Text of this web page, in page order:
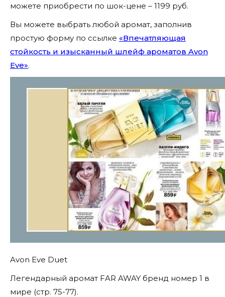
можете приобрести по шок-цене – 1199 руб.
Вы можете выбрать любой аромат, заполнив
простую форму по ссылке «Впечатляющая
стойкость и изысканный шлейф ароматов Avon
Eve».
Avon Eve Duet
Легендарный аромат FAR AWAY бренд номер 1 в
мире (стр. 75-77).